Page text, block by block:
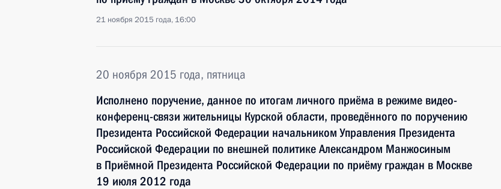
21 ноября 2015 года, 16:00
20 ноября 2015 года, пятница
Исполнено поручение, данное по итогам личного приёма в режиме видео-
конференц-связи жительницы Курской области, проведённого по поручению
Президента Российской Федерации начальником Управления Президента
Российской Федерации по внешней политике Александром Манжосиным
в Приёмной Президента Российской Федерации по приёму граждан в Москве
19 июля 2012 года